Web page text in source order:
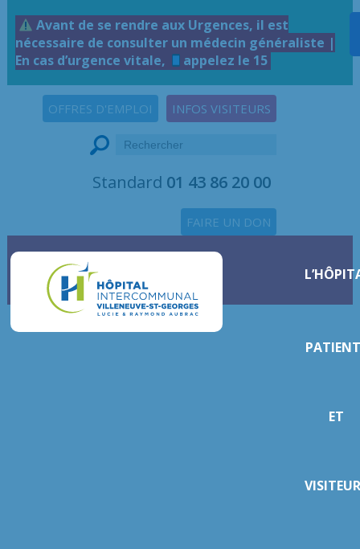
Avant de se rendre aux Urgences, il est
nécessaire de consulter un médecin généraliste |
En cas d’urgence vitale,
appelez le 15
INFOS VISITEURS
OFFRES D'EMPLOI
Standard 01 43 86 20 00
FAIRE UN DON
ET